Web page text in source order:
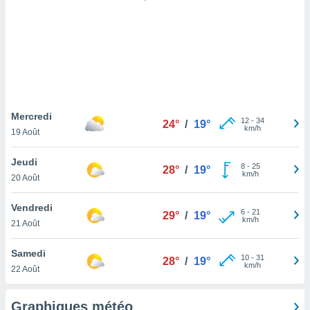
notre
que
et que
Mercredi
19 Août
24° / 19° 12- 34
km/h
Jeudi
20 Août
28° / 19° 8- 25
km/h
Vendredi
21 Août
29° / 19° 6- 21
km/h
Samedi
22 Août
28° / 19° 10- 31
km/h
Graphiques météo